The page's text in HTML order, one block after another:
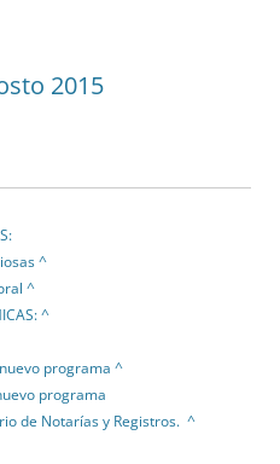
2015
^
^
^
programa ^
programa
de Notarías y Registros. ^